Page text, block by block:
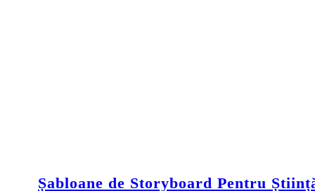
Șabloane de Storyboard Pentru